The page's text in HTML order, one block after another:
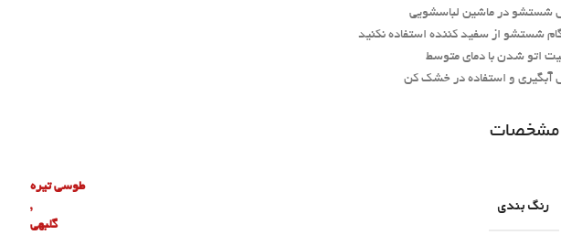
شستشو در ماشین لباسشویی
شستشو از سفید کننده استفاده نکنید
اتو شدن با دمای متوسط
آبگیری و استفاده در خشک کن
مشخصات
رنگ بندی
طوسی تیره
,
گلبهی